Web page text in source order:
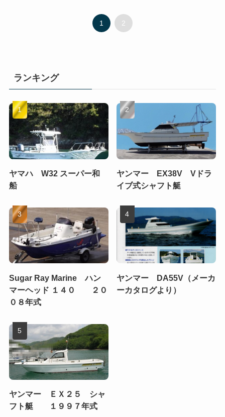
1 2
ランキング
ヤマハ W32 スーパー和
船
ヤンマー EX38V Vドラ
イブ式シャフト艇
Sugar Ray Marine ハン
マーヘッド １４０ ２０
０８年式
ヤンマー DA55V（メーカ
ーカタログより）
ヤンマー ＥＸ２５ シャ
フト艇 １９９７年式